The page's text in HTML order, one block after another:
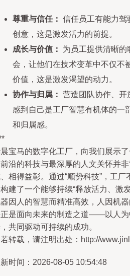
尊重与信任： 信任员工有能力驾
创意，这是激发活力的前提。
成长与价值：
为员工提供清晰
会，让他们在技术变革中不仅不
价值，这是激发渴望的动力。
协作与归属： 营造团队协作、开
感到自己是工厂智慧有机体的一
和归属感。
宝马的数字化工厂，向我们展示
沿的科技与最深厚的人文关怀并
相得益彰。通过“顺势科技”，工
建了一个能够持续“释放活力、激
因人的智慧而精准高效，人因机
是面向未来的制造之道——以人为
共同驱动可持续的成功。
转载，请注明出处：http://
时间：2026-08-05 10:54:48